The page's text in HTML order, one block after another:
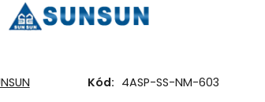
Kód: 4ASP-SS-NM-603